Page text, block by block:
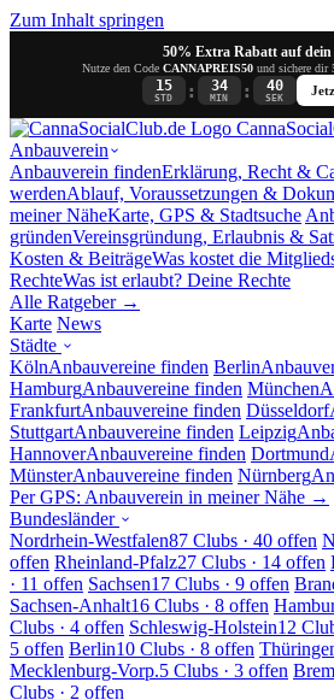
Zum Inhalt springen
50% Extra Rabatt auf dein
Nutze den Code CANNAPREIS50 und sichere dir
15
STD : 34
MIN : 39
SEK
Canna
Anbauverein
Anbauverein findenErklärung, Recht &
werdenAblauf, Voraussetzungen &
meiner NäheKarte, GPS & Stadtsuche
gründenVereinsgründung, Erlaubnis &
Kosten & BeiträgeWas kostet die
RechteWas ist erlaubt? Deine Rechte
Alle Ratgeber →
Karte News
Städte
KölnAnbauvereine finden Berlin
HamburgAnbauvereine finden München
FrankfurtAnbauvereine finden Düsseldorf
StuttgartAnbauvereine finden Leipzig
HannoverAnbauvereine finden Dortmund
MünsterAnbauvereine finden Nürnberg
Per GPS: Anbauverein in meiner Nähe →
Bundesländer
Nordrhein-Westfalen87 Clubs · 40 offen
offen Rheinland-Pfalz27 Clubs · 14 offen
· 11 offen Sachsen17 Clubs · 9 offen
Sachsen-Anhalt16 Clubs · 8 offen
Clubs · 4 offen Schleswig-Holstein12
5 offen Berlin10 Clubs · 8 offen
Mecklenburg-Vorp.5 Clubs · 3 offen
Clubs · 2 offen